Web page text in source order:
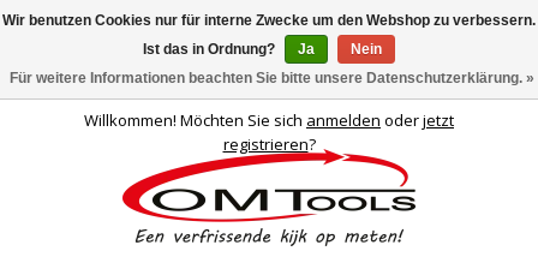
Willkommen! Möchten Sie sich anmelden oderjetzt
registrieren?
Wir benutzen Cookies nur für interne Zwecke um den Webshop zu verbessern.
Ist das in Ordnung?
Ja
Nein
Für weitere Informationen beachten Sie bitte unsere Datenschutzerklärung. »